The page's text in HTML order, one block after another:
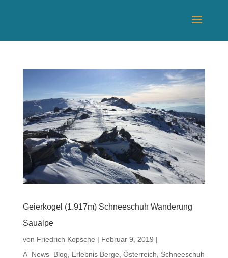
Geierkogel (1.917m) Schneeschuh Wanderung
Saualpe
von Friedrich Kopsche | Februar 9, 2019 |
A_News_Blog
Erlebnis Berge Österreich
Schneeschuh